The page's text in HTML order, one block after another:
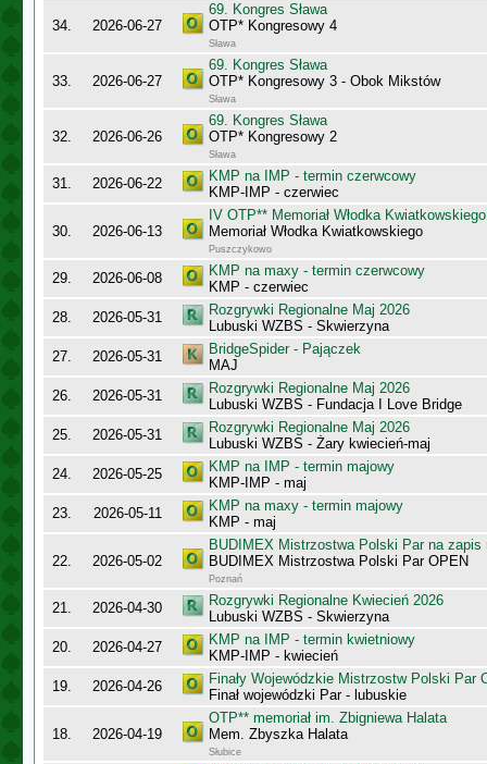
34. 2026-06-27
69. Kongres Sława
OTP* Kongresowy 4
Sława
33. 2026-06-27
69. Kongres Sława
OTP* Kongresowy 3 - Obok Mikstów
Sława
32. 2026-06-26
69. Kongres Sława
OTP* Kongresowy 2
Sława
31. 2026-06-22
KMP na IMP - termin czerwcowy
KMP-IMP - czerwiec
30. 2026-06-13
IV OTP** Memoriał Włodka Kwiatkowskiego
Memoriał Włodka Kwiatkowskiego
Puszczykowo
29. 2026-06-08
KMP na maxy - termin czerwcowy
KMP - czerwiec
28.
2026-05-31
Rozgrywki Regionalne Maj 2026
Lubuski WZBS - Skwierzyna
27.
2026-05-31
BridgeSpider - Pajączek
MAJ
26.
2026-05-31
Rozgrywki Regionalne Maj 2026
Lubuski WZBS - Fundacja I Love Bridge
25.
2026-05-31
Rozgrywki Regionalne Maj 2026
Lubuski WZBS - Żary kwiecień-maj
24.
2026-05-25
KMP na IMP - termin majowy
KMP-IMP - maj
23.
2026-05-11
KMP na maxy - termin majowy
KMP - maj
22. 2026-05-02
BUDIMEX Mistrzostwa Polski Par na zapis
BUDIMEX Mistrzostwa Polski Par OPEN
Poznań
21. 2026-04-30
Rozgrywki Regionalne Kwiecień 2026
Lubuski WZBS - Skwierzyna
20.
2026-04-27
KMP na IMP - termin kwietniowy
KMP-IMP - kwiecień
19.
2026-04-26
Finały Wojewódzkie Mistrzostw Polski Par
Finał wojewódzki Par - lubuskie
18. 2026-04-19
OTP** memoriał im. Zbigniewa Halata
Mem. Zbyszka Halata
Słubice